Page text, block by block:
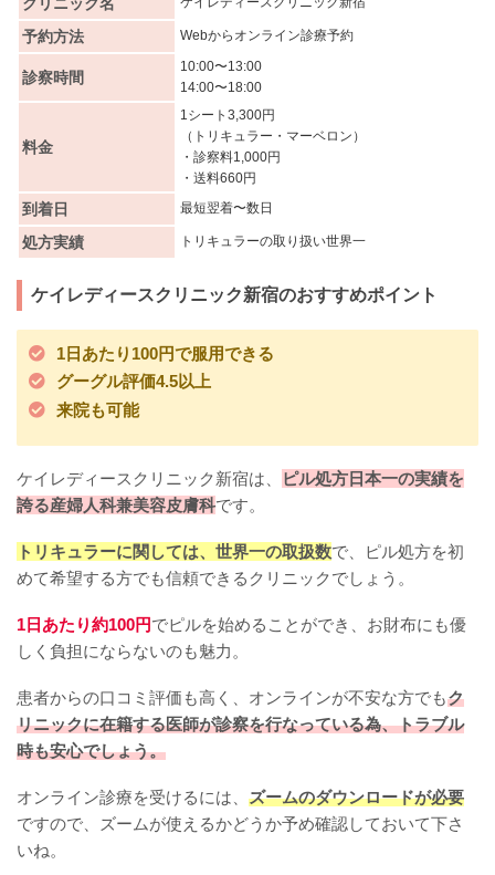
予約方法 Webからオンライン診療予約
診察時間
10:00〜13:00
14:00〜18:00
料金
1シート3,300円
（トリキュラー・マーベロン）
・診察料1,000円
・送料660円
到着日 最短翌着〜数日
処方実績 トリキュラーの取り扱い世界一
ケイレディースクリニック新宿のおすすめポイント
1日あたり100円で服用できる
グーグル評価4.5以上
来院も可能
ケイレディースクリニック新宿は、
ピル処方日本一の実績を
誇る産婦人科兼美容皮膚科です。
トリキュラーに関しては、世界一の取扱数で、ピル処方を初
めて希望する方でも信頼できるクリニックでしょう。
1日あたり約100円でピルを始めることができ、お財布にも優
しく負担にならないのも魅力。
患者からの口コミ評価も高く、オンラインが不安な方でもク
リニックに在籍する医師が診察を行なっている為、トラブル
時も安心でしょう。
オンライン診療を受けるには、 ズームのダウンロードが必要
ですので、ズームが使えるかどうか予め確認しておいて下さ
いね。